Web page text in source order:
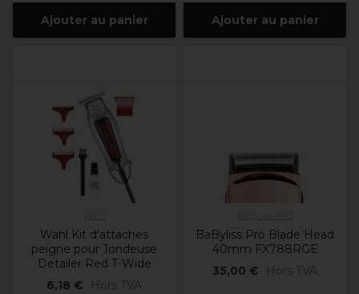
Ajouter au panier Ajouter au panier
Wahl Kit d'attaches
peigne pour Tondeuse
Detailer Red T-Wide
6,18 €
Hors TVA
BaByliss Pro Blade Head
40mm FX788RGE
35,00 €
Hors TVA